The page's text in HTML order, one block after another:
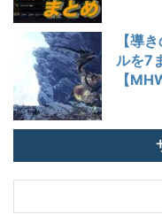
【導
ルを7
【